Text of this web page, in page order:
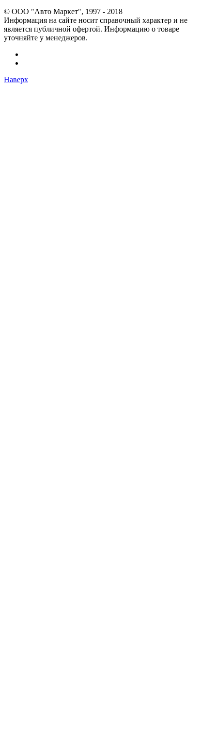
© OOO "Авто Маркет", 1997 - 2018
Информация на сайте носит справочный характер и не
является публичной офертой. Информацию о товаре
уточняйте у менеджеров.
Наверх